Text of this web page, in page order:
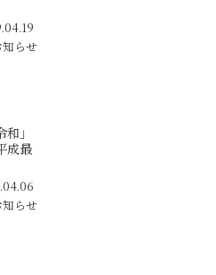
知らせ
」
成最
知らせ